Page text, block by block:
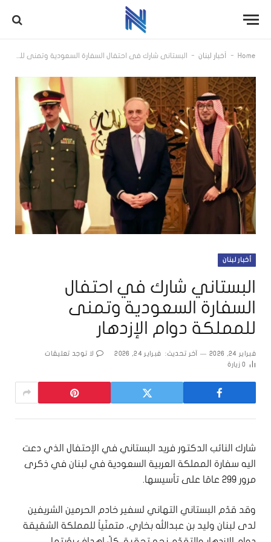
Home
- أخبار لبنان - البستاني شارك في احتفال السفارة السعودية وتمنى للمملكة دوام الإزدهار
أخبار لبنان
البستاني شارك في احتفال
السفارة السعودية وتمنى
للمملكة دوام الإزدهار
فبراير 24, 2026 آخر تحديث: فبراير 24, 2026
لا توجد تعليقات
0 زيارة
شارك النائب الدكتور فريد البستاني في الإحتفال الذي دعت
اليه سفارة المملكة العربية السعودية في لبنان في ذكرى
مرور 299 عامًا على تأسيسها.
وقد قدّم البستاني التهاني لسفير خادم الحرمين الشريفين
لدى لبنان وليد بن عبدالله بخاري، متمنّياً للمملكة الشقيقة